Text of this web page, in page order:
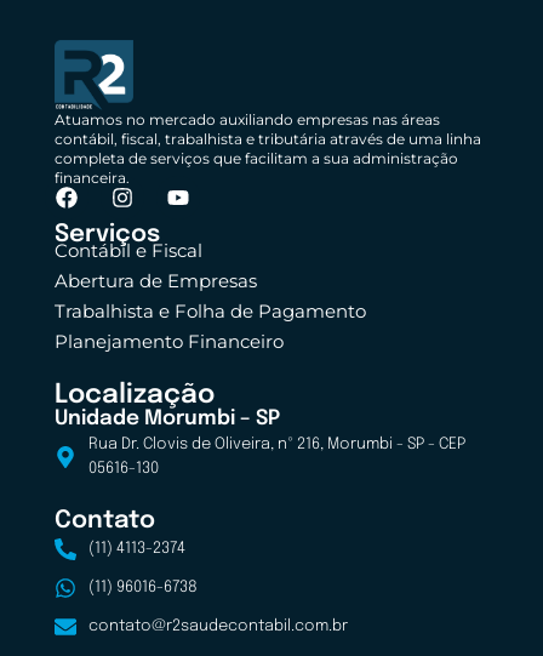
Atuamos no mercado auxiliando empresas nas áreas
contábil, fiscal, trabalhista e tributária através de uma linha
completa de serviços que facilitam a sua administração
financeira.
Serviços
Contábil e Fiscal
Abertura de Empresas
Trabalhista e Folha de Pagamento
Planejamento Financeiro
Localização
Unidade Morumbi – SP
Rua Dr. Clovis de Oliveira, nº 216, Morumbi - SP - CEP
05616-130
Contato
(11) 4113-2374
(11) 96016-6738
contato@r2saudecontabil.com.br